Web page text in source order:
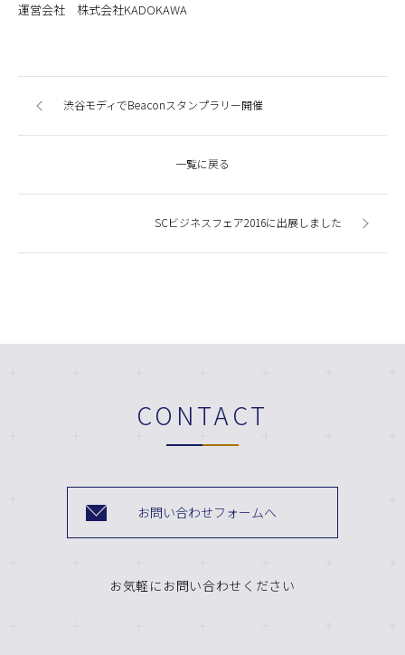
運営会社 株式会社KADOKAWA
渋谷モディでBeaconスタンプラリー開催
一覧に戻る
SCビジネスフェア2016に出展しました
CONTACT
お問い合わせフォームへ
お気軽にお問い合わせください